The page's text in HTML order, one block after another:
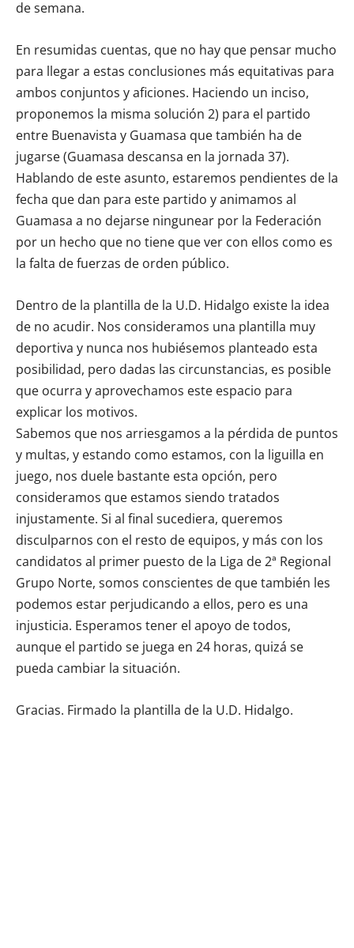
de semana.
En resumidas cuentas, que no hay que pensar mucho
para llegar a estas conclusiones más equitativas para
ambos conjuntos y aficiones. Haciendo un inciso,
proponemos la misma solución 2) para el partido
entre Buenavista y Guamasa que también ha de
jugarse (Guamasa descansa en la jornada 37).
Hablando de este asunto, estaremos pendientes de la
fecha que dan para este partido y animamos al
Guamasa a no dejarse ningunear por la Federación
por un hecho que no tiene que ver con ellos como es
la falta de fuerzas de orden público.
Dentro de la plantilla de la U.D. Hidalgo existe la idea
de no acudir. Nos consideramos una plantilla muy
deportiva y nunca nos hubiésemos planteado esta
posibilidad, pero dadas las circunstancias, es posible
que ocurra y aprovechamos este espacio para
explicar los motivos.
Sabemos que nos arriesgamos a la pérdida de puntos
y multas, y estando como estamos, con la liguilla en
juego, nos duele bastante esta opción, pero
consideramos que estamos siendo tratados
injustamente. Si al final sucediera, queremos
disculparnos con el resto de equipos, y más con los
candidatos al primer puesto de la Liga de 2ª Regional
Grupo Norte, somos conscientes de que también les
podemos estar perjudicando a ellos, pero es una
injusticia. Esperamos tener el apoyo de todos,
aunque el partido se juega en 24 horas, quizá se
pueda cambiar la situación.
Gracias. Firmado la plantilla de la U.D. Hidalgo.